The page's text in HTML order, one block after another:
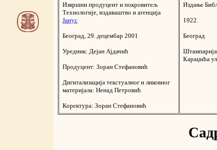
Извршни продуцент и покровитељ
Технологије, издаваштво и агенција
Јанус
Београд, 29. децембар 2001
Уредник: Дејан Ајдачић
Продуцент: Зоран Стефановић
Дигитализација текстуалног и ликовног
материјала: Ненад Петровић
Коректура: Зоран Стефановић
Издање
1922.
Београд
Караџића